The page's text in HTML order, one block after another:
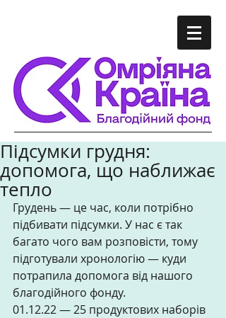
Підсумки грудня:
допомога, що наближає
тепло
Грудень — це час, коли потрібно
підбивати підсумки. У нас є так
багато чого вам розповісти, тому
підготували хронологію — куди
потрапила допомога від нашого
благодійного фонду.
01.12.22 — 25 продуктових наборів